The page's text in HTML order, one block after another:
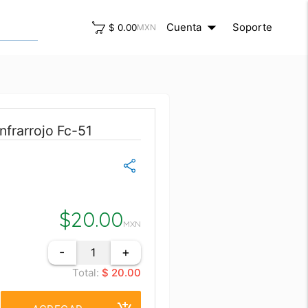
$ 0.00MXN Cuenta arrow_drop_down Soporte
Fc-51
$20.00MXN
- +
Total:$ 20.00